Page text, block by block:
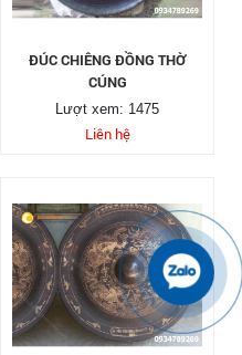
ĐÚC CHIÊNG ĐỒNG THỜ
CÚNG
Lượt xem: 1475
Liên hệ